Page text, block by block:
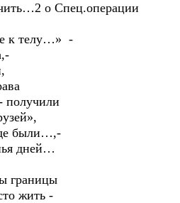
о Спец.операции
к телу…» -
получили
были…,-
дней…
границы
жить -